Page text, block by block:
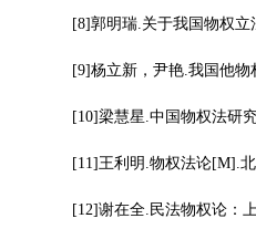
[8]郭明瑞.关于我国物权
[9]杨立新，尹艳.我国他物
[10]梁慧星.中国物权法研
[11]王利明.物权法论[M].
[12]谢在全.民法物权论：